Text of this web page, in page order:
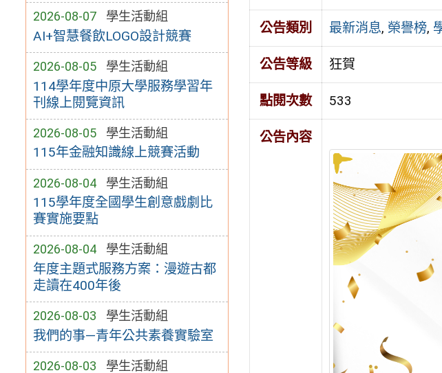
2026-08-07 學生活動組
AI+智慧餐飲LOGO設計競賽
2026-08-05 學生活動組
114學年度中原大學服務學習年
刊線上閱覽資訊
2026-08-05 學生活動組
115年金融知識線上競賽活動
2026-08-04 學生活動組
115學年度全國學生創意戲劇比
賽實施要點
2026-08-04 學生活動組
年度主題式服務方案：漫遊古都
走讀在400年後
2026-08-03 學生活動組
我們的事—青年公共素養實驗室
2026-08-03 學生活動組
公告類別 最新消息, 榮譽榜,
公告等級 狂賀
點閱次數 533
公告內容